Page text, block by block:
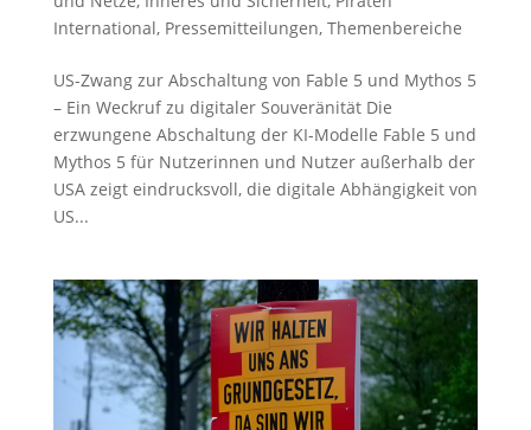
International, Pressemitteilungen, Themenbereiche
US-Zwang zur Abschaltung von Fable 5 und Mythos 5
– Ein Weckruf zu digitaler Souveränität Die
erzwungene Abschaltung der KI-Modelle Fable 5 und
Mythos 5 für Nutzerinnen und Nutzer außerhalb der
USA zeigt eindrucksvoll, die digitale Abhängigkeit von
US...